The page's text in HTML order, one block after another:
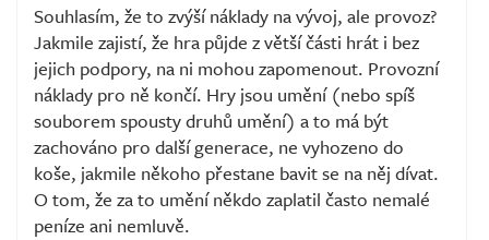
Souhlasím, že to zvýší náklady na vývoj, ale provoz?
Jakmile zajistí, že hra půjde z větší části hrát i bez
jejich podpory, na ni mohou zapomenout. Provozní
náklady pro ně končí. Hry jsou umění (nebo spíš
souborem spousty druhů umění) a to má být
zachováno pro další generace, ne vyhozeno do
koše, jakmile někoho přestane bavit se na něj dívat.
O tom, že za to umění někdo zaplatil často nemalé
peníze ani nemluvě.